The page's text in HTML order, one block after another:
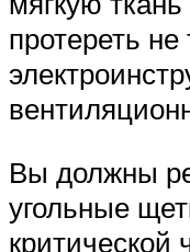
протереть не
Вы должны
угольные
критической